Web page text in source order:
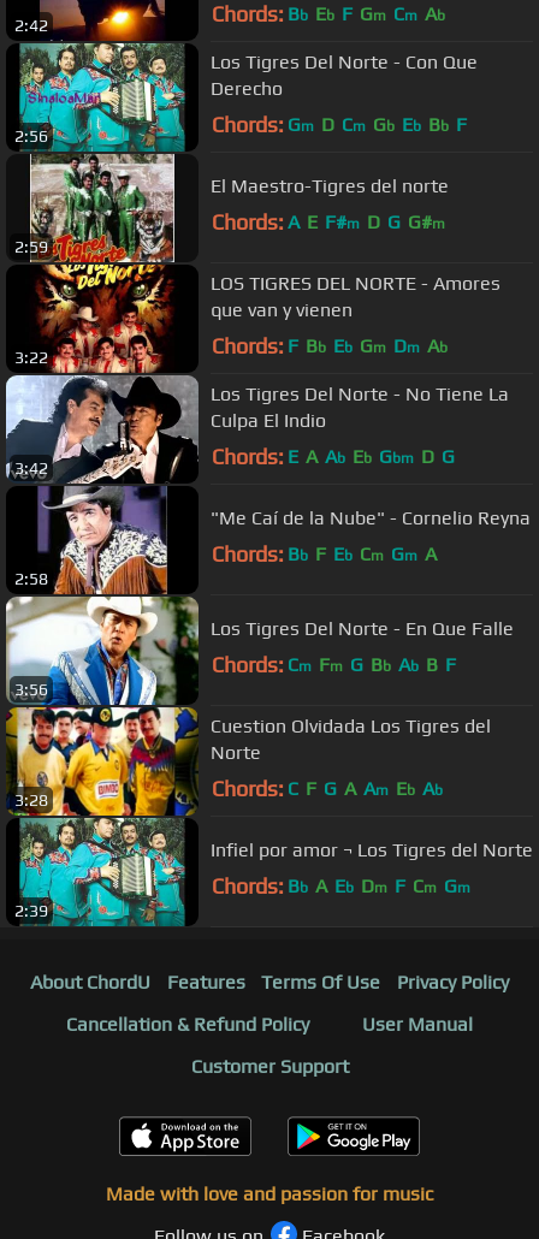
2:42 Chords: Bb Eb F Gm Cm Ab
2:56
Los Tigres Del Norte - Con Que
Derecho
Chords: Gm D Cm Gb Eb Bb F
2:59
El Maestro-Tigres del norte
Chords: A E F#m D G G#m
3:22
LOS TIGRES DEL NORTE - Amores
que van y vienen
Chords: F Bb Eb Gm Dm Ab
3:42
Los Tigres Del Norte - No Tiene La
Culpa El Indio
Chords: E A Ab Eb Gbm D G
2:58
"Me Caí de la Nube" - Cornelio Reyna
Chords: Bb F Eb Cm Gm A
3:56
Los Tigres Del Norte - En Que Falle
Chords: Cm Fm G Bb Ab B F
3:28
Cuestion Olvidada Los Tigres del
Norte
Chords: C F G A Am Eb Ab
2:39
Infiel por amor ¬ Los Tigres del Norte
Chords: Bb A Eb Dm F Cm Gm
About ChordU Features Terms Of Use
Privacy Policy
Cancellation & Refund Policy
User Manual
Customer Support
Made with love and passion for music